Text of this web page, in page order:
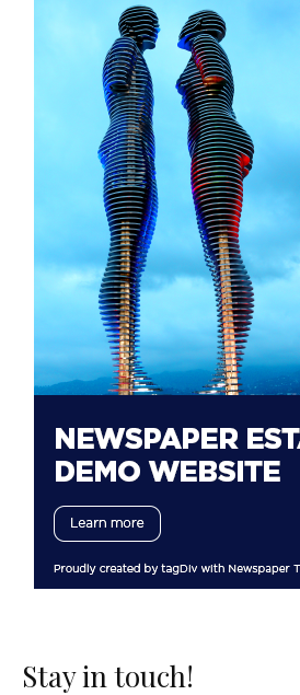
Stay in touch!